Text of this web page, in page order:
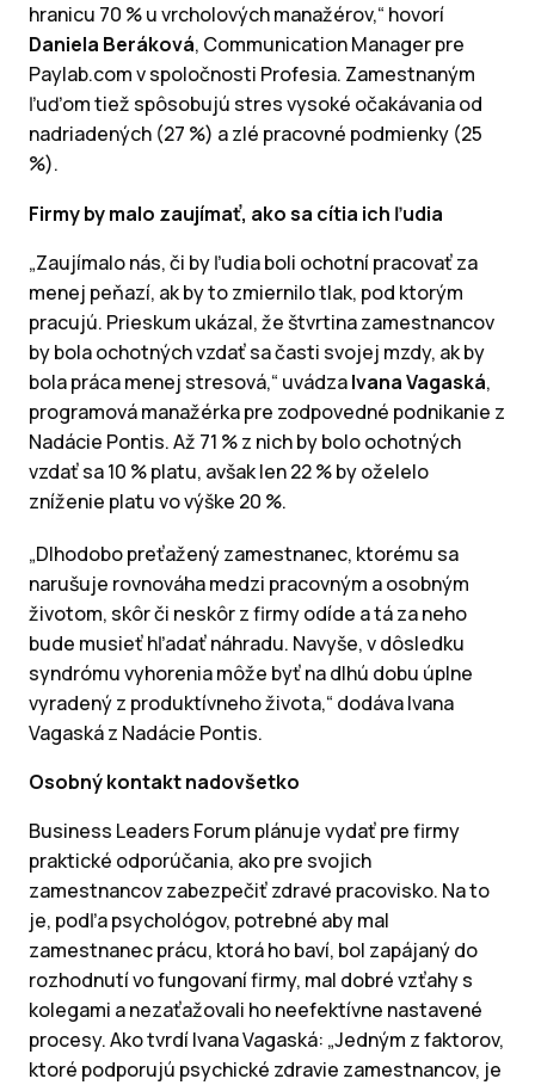
hranicu 70 % u vrcholových manažérov,“ hovorí
Daniela Beráková, Communication Manager pre
Paylab.com v spoločnosti Profesia. Zamestnaným
ľuďom tiež spôsobujú stres vysoké očakávania od
nadriadených (27 %) a zlé pracovné podmienky (25
%).
Firmy by malo zaujímať, ako sa cítia ich ľudia
„Zaujímalo nás, či by ľudia boli ochotní pracovať za
menej peňazí, ak by to zmiernilo tlak, pod ktorým
pracujú. Prieskum ukázal, že štvrtina zamestnancov
by bola ochotných vzdať sa časti svojej mzdy, ak by
bola práca menej stresová,“ uvádzaIvana Vagaská,
programová manažérka pre zodpovedné podnikanie z
Nadácie Pontis. Až 71 % z nich by bolo ochotných
vzdať sa 10 % platu, avšak len 22 % by oželelo
zníženie platu vo výške 20 %.
„Dlhodobo preťažený zamestnanec, ktorému sa
narušuje rovnováha medzi pracovným a osobným
životom, skôr či neskôr z firmy odíde a tá za neho
bude musieť hľadať náhradu. Navyše, v dôsledku
syndrómu vyhorenia môže byť na dlhú dobu úplne
vyradený z produktívneho života,“ dodáva Ivana
Vagaská z Nadácie Pontis.
Osobný kontakt nadovšetko
Business Leaders Forum plánuje vydať pre firmy
praktické odporúčania, ako pre svojich
zamestnancov zabezpečiť zdravé pracovisko. Na to
je, podľa psychológov, potrebné aby mal
zamestnanec prácu, ktorá ho baví, bol zapájaný do
rozhodnutí vo fungovaní firmy, mal dobré vzťahy s
kolegami a nezaťažovali ho neefektívne nastavené
procesy. Ako tvrdí Ivana Vagaská: „Jedným z faktorov,
ktoré podporujú psychické zdravie zamestnancov, je